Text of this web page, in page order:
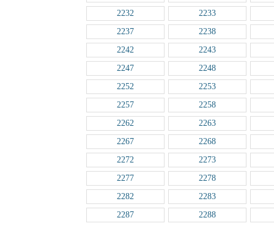
2232
2233
2237
2238
2242
2243
2247
2248
2252
2253
2257
2258
2262
2263
2267
2268
2272
2273
2277
2278
2282
2283
2287
2288